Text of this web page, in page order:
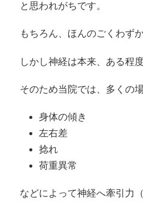
と思われがちです。
もちろん、ほんのごくわず
しかし神経は本来、ある程
そのため当院では、多くの
身体の傾き
左右差
捻れ
荷重異常
などによって神経へ牽引力